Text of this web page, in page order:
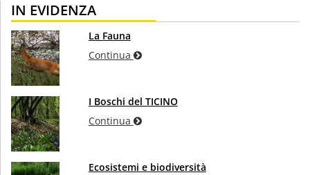
IN EVIDENZA
La Fauna
Continua
I Boschi del TICINO
Continua
Ecosistemi e biodiversità